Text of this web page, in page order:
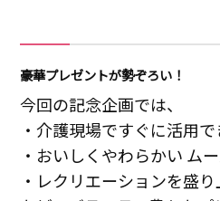
豪華プレゼントが勢ぞろい！
今回の記念企画では、
・介護現場ですぐに活用
・おいしくやわらかい ム
・レクリエーションを盛